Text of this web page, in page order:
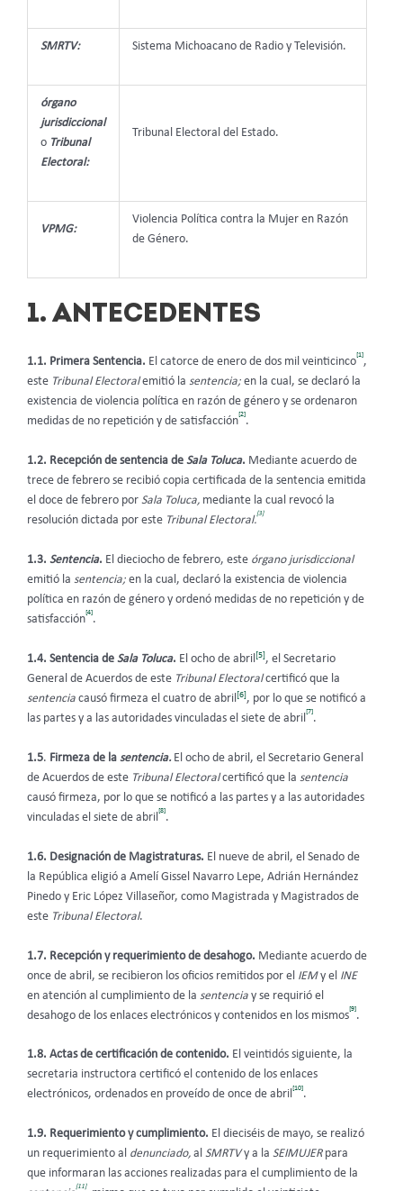
SMRTV: Sistema Michoacano de Radio y Televisión.
órgano
jurisdiccional
oTribunal
Electoral:
Tribunal Electoral del Estado.
VPMG:
Violencia Política contra la Mujer en Razón
de Género.
1. ANTECEDENTES
1.1. Primera Sentencia. El catorce de enero de dos mil veinticinco
[1]
,
este Tribunal Electoralemitió la sentencia; en la cual, se declaró la
existencia de violencia política en razón de género y se ordenaron
medidas de no repetición y de satisfacción
[2]
.
1.2. Recepción de sentencia de Sala Toluca. Mediante acuerdo de
trece de febrero se recibió copia certificada de la sentencia emitida
el doce de febrero por Sala Toluca, mediante la cual revocó la
resolución dictada por este Tribunal Electoral.
[3]
1.3. Sentencia. El dieciocho de febrero, este órgano jurisdiccional
emitió la sentencia; en la cual, declaró la existencia de violencia
política en razón de género y ordenó medidas de no repetición y de
satisfacción
[4]
.
1.4. Sentencia de Sala Toluca. El ocho de abril [5], el Secretario
General de Acuerdos de este Tribunal Electoral certificó que la
sentencia causó firmeza el cuatro de abril [6], por lo que se notificó a
las partes y a las autoridades vinculadas el siete de abril
[7]
.
1.5. Firmeza de la sentencia. El ocho de abril, el Secretario General
de Acuerdos de este Tribunal Electoral certificó que la sentencia
causó firmeza, por lo que se notificó a las partes y a las autoridades
vinculadas el siete de abril
[8]
.
1.6. Designación de Magistraturas. El nueve de abril, el Senado de
la República eligió a Amelí Gissel Navarro Lepe, Adrián Hernández
Pinedo y Eric López Villaseñor, como Magistrada y Magistrados de
este Tribunal Electoral.
1.7. Recepción y requerimiento de desahogo. Mediante acuerdo de
once de abril, se recibieron los oficios remitidos por el IEMy el INE
en atención al cumplimiento de la sentencia y se requirió el
desahogo de los enlaces electrónicos y contenidos en los mismos
[9]
.
1.8. Actas de certificación de contenido. El veintidós siguiente, la
secretaria instructora certificó el contenido de los enlaces
electrónicos, ordenados en proveído de once de abril
[10]
.
1.9. Requerimiento y cumplimiento. El dieciséis de mayo, se realizó
un requerimiento al denunciado, al SMRTVy a la SEIMUJER para
que informaran las acciones realizadas para el cumplimiento de la
[11]